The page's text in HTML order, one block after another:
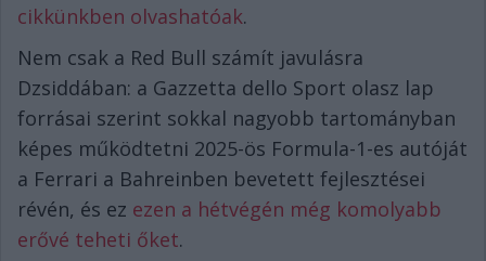
cikkünkben olvashatóak.
Nem csak a Red Bull számít javulásra
Dzsiddában: a Gazzetta dello Sport olasz lap
forrásai szerint sokkal nagyobb tartományban
képes működtetni 2025-ös Formula-1-es autóját
a Ferrari a Bahreinben bevetett fejlesztései
révén, és ez ezen a hétvégén még komolyabb
erővé teheti őket.